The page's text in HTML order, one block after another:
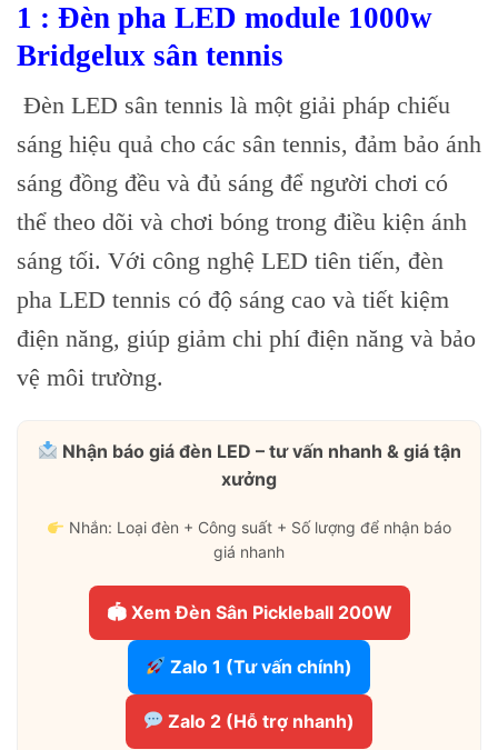
1 : Đèn pha LED module 1000w
Bridgelux sân tennis
Đèn LED sân tennis là một giải pháp chiếu
sáng hiệu quả cho các sân tennis, đảm bảo ánh
sáng đồng đều và đủ sáng để người chơi có
thể theo dõi và chơi bóng trong điều kiện ánh
sáng tối. Với công nghệ LED tiên tiến, đèn
pha LED tennis có độ sáng cao và tiết kiệm
điện năng, giúp giảm chi phí điện năng và bảo
vệ môi trường.
Nhận báo giá đèn LED – tư vấn nhanh & giá tận
xưởng
Nhắn: Loại đèn + Công suất + Số lượng để nhận báo
giá nhanh
🏟 Xem Đèn Sân Pickleball 200W
Zalo 1 (Tư vấn chính)
Zalo 2 (Hỗ trợ nhanh)